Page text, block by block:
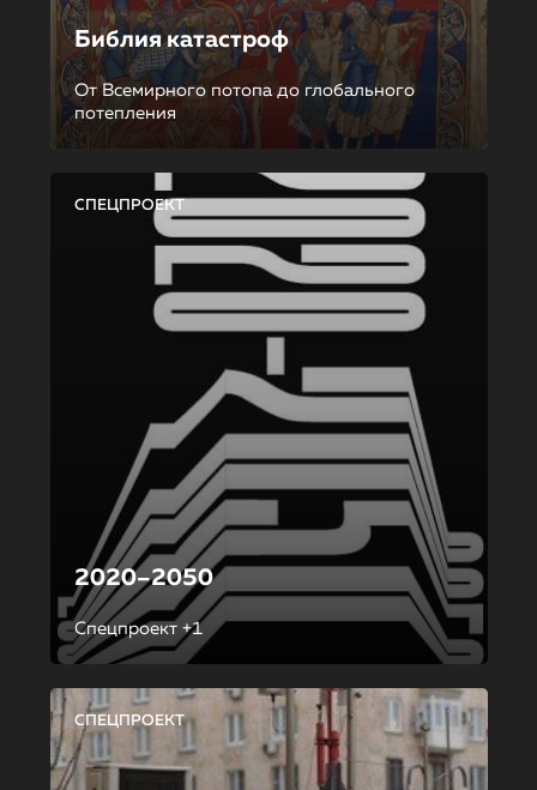
Библия катастроф
От Всемирного потопа до глобального
потепления
СПЕЦПРОЕКТ
2020–2050
Спецпроект +1
СПЕЦПРОЕКТ